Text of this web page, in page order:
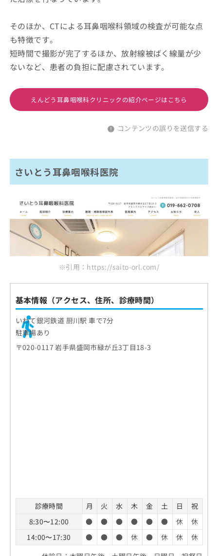
そのほか、CTによる耳鼻咽喉科領域の検査が可能な点
も特徴です。
短時間で撮影が完了するほか、放射線被ばく線量が少
ないなど、患者の負担に配慮されています。
えんどう耳鼻咽喉科クリニックの紹介ページはこちら
コンテンツの誤りを送信する
さいとう耳鼻咽喉科医院
※引用：https://saito-orl.com/
基本情報（アクセス、住所、診療時間）
いわて銀河鉄道 厨川駅 車で7分
駐車場あり
〒020-0117 岩手県盛岡市緑が丘3丁目18-3
診療時間 月 火 水 木 金 土 日
祝
8:30〜12:00
● ● ● ● ● ● 休
休
14:00〜17:30
● ● ● 休 ● 休 休
休